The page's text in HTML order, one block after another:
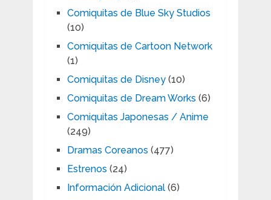
Comiquitas de Blue Sky Studios
(10)
Comiquitas de Cartoon Network
(1)
Comiquitas de Disney(10)
Comiquitas de Dream Works (6)
Comiquitas Japonesas / Anime
(249)
Dramas Coreanos (477)
Estrenos (24)
Información Adicional(6)